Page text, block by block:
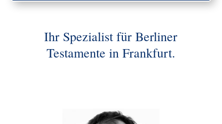
Ihr Spezialist für Berliner
Testamente in Frankfurt.